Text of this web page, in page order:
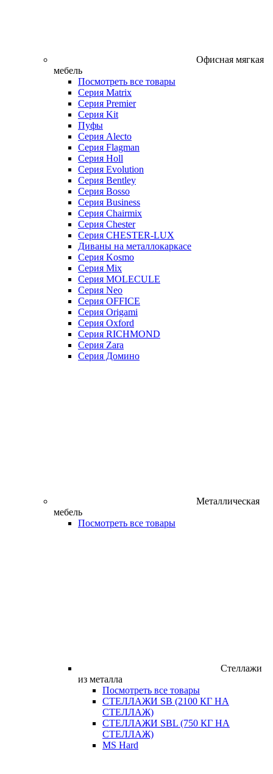
Офисная мягкая
мебель
Посмотреть все товары
Серия Matrix
Серия Premier
Серия Kit
Пуфы
Серия Alecto
Серия Flagman
Серия Holl
Серия Evolution
Серия Bentley
Серия Bosso
Серия Business
Серия Chairmix
Серия Chester
Серия CHESTER-LUX
Диваны на металлокаркасе
Серия Kosmo
Серия Mix
Серия MOLECULE
Серия Neo
Серия OFFICE
Серия Origami
Серия Oxford
Серия RICHMOND
Серия Zara
Серия Домино
Металлическая
мебель
Посмотреть все товары
Стеллажи
из металла
Посмотреть все товары
СТЕЛЛАЖИ SB (2100 КГ НА
СТЕЛЛАЖ)
СТЕЛЛАЖИ SBL (750 КГ НА
СТЕЛЛАЖ)
MS Hard